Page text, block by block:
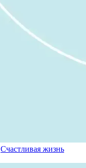
Счастливая жизнь